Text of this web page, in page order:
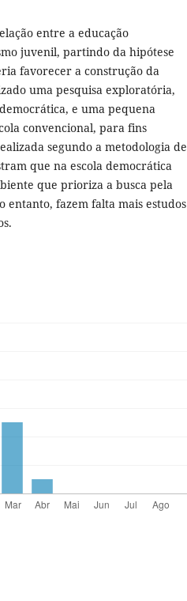
entre a educação
juvenil, partindo da hipótese
favorecer a construção da
uma pesquisa exploratória,
e uma pequena
convencional, para fins
segundo a metodologia de
que na escola democrática
que prioriza a busca pela
entanto, fazem falta mais estudos